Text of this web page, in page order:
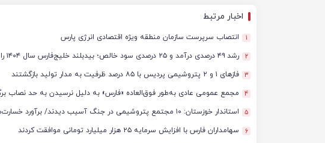
اخبار مرتبط
1 انتصاب سرپرست سازمان منطقه ویژه اقتصادی انرژی پارس
2 رشد ۴۹ درصدی درآمد و ۲۵ درصدی سود خالص؛ بیدبلند خلیج‌فارس سال ۱۴۰۴ را با رکوردهای جدید به پایان رساند
3 فازهای ۱ و ۲ پتروشیمی پردیس با ۸۵ درصد ظرفیت به مدار تولید بازگشتند
4 مجمع عمومی عادی به‌طور فوق‌العاده «فارس» به دلیل نرسیدن به حد نصاب
5 استاندار خوزستان: ۱۰ مجتمع پتروشیمی در جنگ آسیب دیدند/ برآورد خسارت‌ها به ۵۰ همت و ۴ میلیارد دلار رسید
6 سهامداران فارس با افزایش سرمایه ۲۵ هزار میلیارد تومانی موافقت کردند